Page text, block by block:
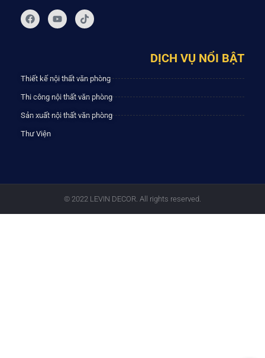
DỊCH VỤ NỔI BẬT
Thiết kế nội thất văn phòng
Thi công nội thất văn phòng
Sản xuất nội thất văn phòng
Thư Viện
© 2022 LEVIN DECOR. All rights reserved.